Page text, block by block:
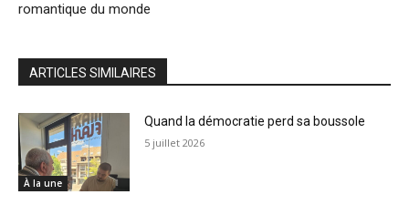
romantique du monde
ARTICLES SIMILAIRES
À la une
Quand la démocratie perd sa boussole
5 juillet 2026